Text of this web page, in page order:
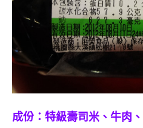
成份：特級壽司米、牛肉